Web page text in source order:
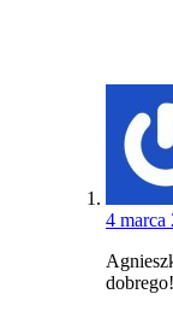
4 marca
dobrego!